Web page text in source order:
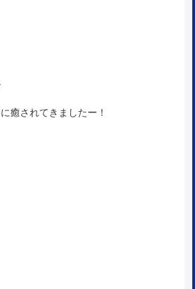
癒されてきましたー！